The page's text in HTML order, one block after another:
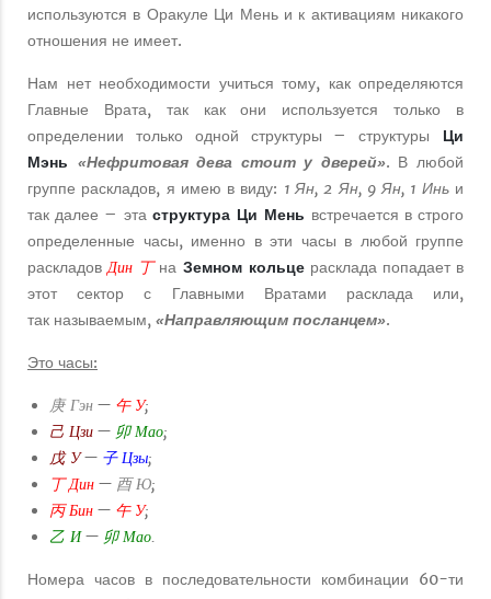
используются в Оракуле Ци Мень и к активациям никакого
отношения не имеет.
Нам нет необходимости учиться тому, как определяются
Главные Врата, так как они используется только в
определении только одной структуры – структуры
Ци
Мэнь
«Нефритовая дева стоит у дверей». В любой
группе раскладов, я имею в виду: 1 Ян, 2 Ян, 9 Ян, 1 Иньи
так далее – эта структура Ци Мень встречается в строго
определенные часы, именно в эти часы в любой группе
раскладовДин 丁 на Земном кольцерасклада попадает в
этот сектор с Главными Вратами расклада или,
так называемым, «Направляющим посланцем».
Это часы:
庚 Гэн — 午 У;
己 Цзи — 卯 Мао;
戊 У— 子 Цзы;
丁 Дин — 酉 Ю;
丙 Бин — 午 У;
乙 И— 卯 Мао.
Номера часов в последовательности комбинации 60-ти